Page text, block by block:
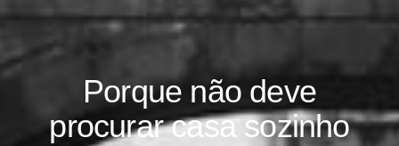
Porque não deve
procurar casa sozinho